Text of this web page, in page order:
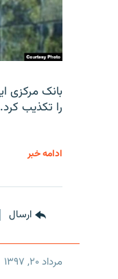
را تکذیب کرد.
ادامه خبر
ارسال
مرداد ۲۰, ۱۳۹۷